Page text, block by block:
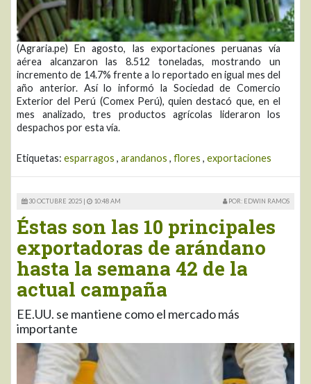
(Agraria.pe) En agosto, las exportaciones peruanas vía
aérea alcanzaron las 8.512 toneladas, mostrando un
incremento de 14.7% frente a lo reportado en igual mes del
año anterior. Así lo informó la Sociedad de Comercio
Exterior del Perú (Comex Perú), quien destacó que, en el
mes analizado, tres productos agrícolas lideraron los
despachos por esta vía.
Etiquetas: esparragos , arandanos , flores , exportaciones
30 OCTUBRE 2025 | 10:48 AM POR: EDWIN RAMOS
Éstas son las 10 principales
exportadoras de arándano
hasta la semana 42 de la
actual campaña
EE.UU. se mantiene como el mercado más
importante